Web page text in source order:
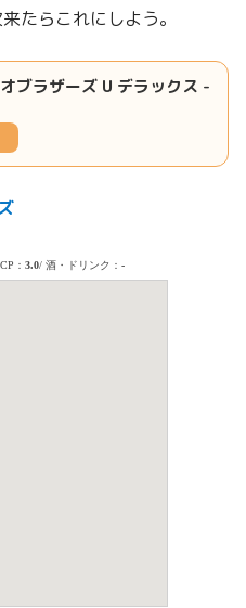
たらこれにしよう。
ブラザーズ U デラックス -